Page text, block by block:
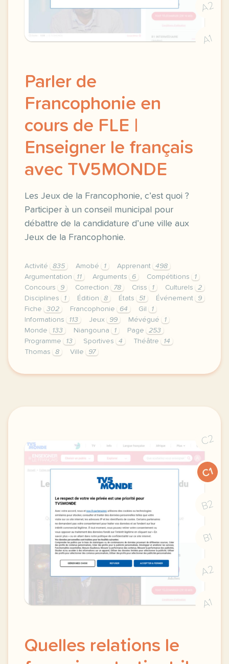
A2
A1
Parler de
Francophonie en
cours de FLE |
Enseigner le français
avec TV5MONDE
Les Jeux de la Francophonie, c’est quoi ?
Participer à un conseil municipal pour
débattre de la candidature d’une ville aux
Jeux de la Francophonie.
Activité 835 Amobé 1 Apprenant
498
Argumentation
11 Arguments 6 Compétitions
1
Concours
9 Correction 78 Criss 1 Culturels
2
Disciplines
1 Édition 8 États 51 Événement
9
Fiche
302 Francophonie 64 Gil
1
Informations
113 Jeux 99 Mévégué
1
Monde
133 Niangouna 1 Page
253
Programme
13 Sportives 4 Théâtre
14
Thomas
8 Ville 97
le respect de votre vie privee est une priorite
C2
C1
B2
B1
A2
A1
Quelles relations le